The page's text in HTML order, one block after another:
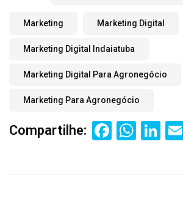
Marketing Marketing Digital
Marketing Digital Indaiatuba
Marketing Digital Para Agronegócio
Marketing Para Agronegócio
Compartilhe: